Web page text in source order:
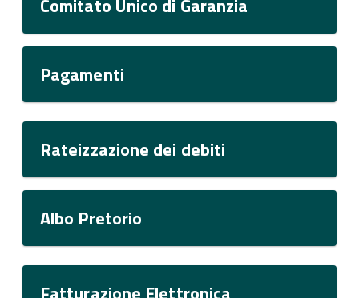
Comitato Unico di Garanzia
Pagamenti
Rateizzazione dei debiti
Albo Pretorio